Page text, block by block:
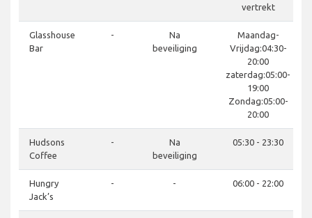
vertrekt
Glasshouse
Bar
-
Na
beveiliging
Maandag-
Vrijdag:04:30-
20:00
zaterdag:05:00-
19:00
Zondag:05:00-
20:00
Hudsons
Coffee
-
Na
beveiliging
05:30 - 23:30
Hungry
Jack’s
- - 06:00 - 22:00